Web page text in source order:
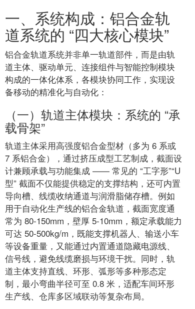
一、系统构成：铝合金轨
道系统的 “四大核心模块”
铝合金轨道系统并非单一轨道部件，而是由轨
道主体、驱动单元、连接组件与智能控制模块
构成的一体化体系，各模块协同工作，实现设
备移动的精准化与自动化：
（一）轨道主体模块：系统的 “承
载骨架”
轨道主体采用高强度铝合金型材（多为 6 系或
7 系铝合金），通过挤压成型工艺制成，截面设
计兼顾承载与功能集成 —— 常见的 “工字形”“U
型” 截面不仅能提供稳定的支撑结构，还可内置
导向槽、线缆收纳通道与润滑脂储存槽。例如
用于自动化生产线的铝合金轨道，截面宽度通
常为 80-150mm，壁厚 5-10mm，额定承载能力
可达 50-500kg/m，既能支撑机器人、输送小车
等设备重量，又能通过内置通道隐藏电源线、
信号线，避免线缆磨损与环境干扰。同时，轨
道主体支持直线、环形、弧形等多种形态定
制，最小弯曲半径可至 0.8 米，适配车间环形
生产线、仓库多区域联动等复杂布局。